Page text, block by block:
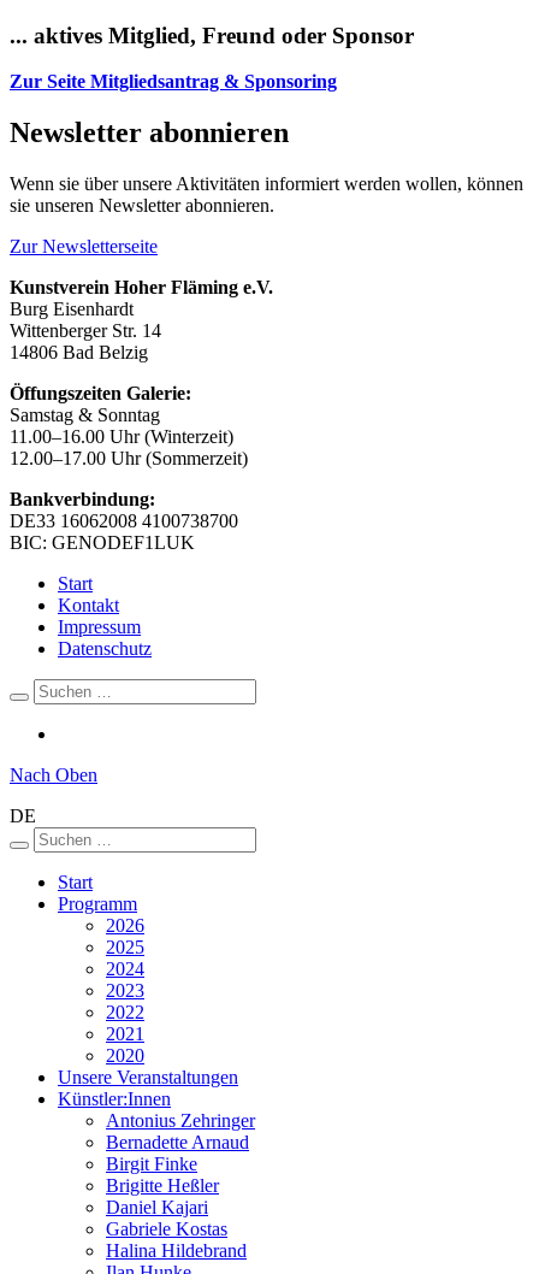
... aktives Mitglied, Freund oder Sponsor
Zur Seite Mitgliedsantrag & Sponsoring
Newsletter abonnieren
Wenn sie über unsere Aktivitäten informiert werden wollen, können
sie unseren Newsletter abonnieren.
Zur Newsletterseite
Kunstverein Hoher Fläming e.V.
Burg Eisenhardt
Wittenberger Str. 14
14806 Bad Belzig
Öffungszeiten Galerie:
Samstag & Sonntag
11.00–16.00 Uhr (Winterzeit)
12.00–17.00 Uhr (Sommerzeit)
Bankverbindung:
DE33 16062008 4100738700
BIC: GENODEF1LUK
Start
Kontakt
Impressum
Datenschutz
Nach Oben
DE
Start
Programm
2026
2025
2024
2023
2022
2021
2020
Unsere Veranstaltungen
Künstler:Innen
Antonius Zehringer
Bernadette Arnaud
Birgit Finke
Brigitte Heßler
Daniel Kajari
Gabriele Kostas
Halina Hildebrand